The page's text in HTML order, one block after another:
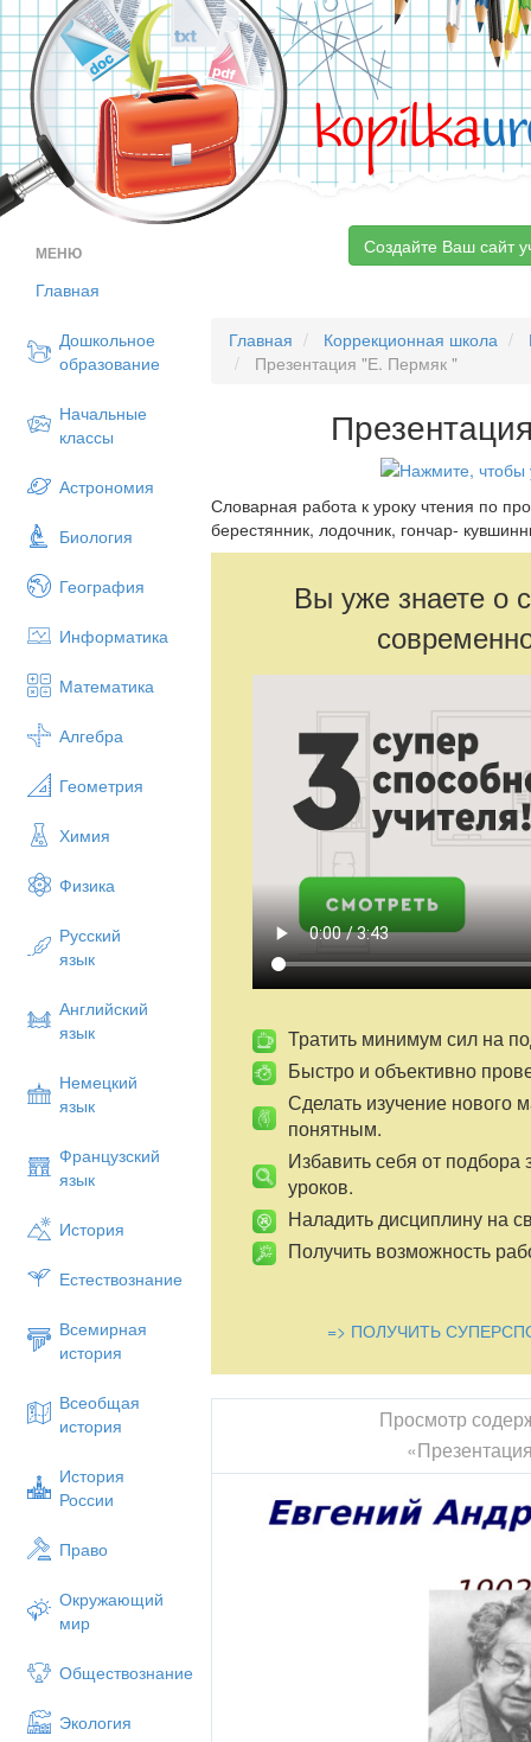
kopilka
МЕНЮ
Главная
Дошкольное
образование
Начальные
классы
Астрономия
Биология
География
Информатика
Математика
Алгебра
Геометрия
Химия
Физика
Русский
язык
Английский
язык
Немецкий
язык
Французский
язык
История
Естествознание
Всемирная
история
Всеобщая
история
История
России
Право
Окружающий
мир
Обществознание
Экология
Создайте Ваш сайт
Главная Коррекционная школа
Презентация "Е. Пермяк "
Словарная работа к уроку чтения по
берестянник, лодочник, гончар-
Вы уже знаете о
Тратить минимум сил на
Быстро и объективно
Сделать изучение нового
понятным.
Избавить себя от подбора
уроков.
Наладить дисциплину на
Получить возможность
=> ПОЛУЧИТЬ
Просмотр